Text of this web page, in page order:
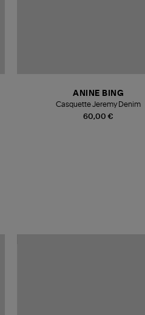
60,00 €
ANINE BING
Casquette Jeremy Denim